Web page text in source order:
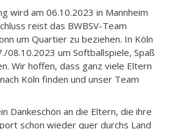
wird am 06.10.2023 in Mannheim
reist das BWBSV-Team
um Quartier zu beziehen. In Köln
08.10.2023 um Softballspiele, Spaß
Wir hoffen, dass ganz viele Eltern
Köln finden und unser Team
Dankeschön an die Eltern, die ihre
schon wieder quer durchs Land